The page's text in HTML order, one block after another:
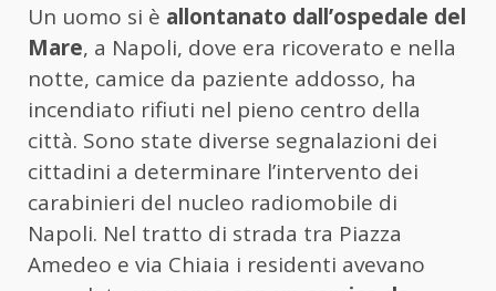
Un uomo si è allontanato dall’ospedale del
Mare, a Napoli, dove era ricoverato e nella
notte, camice da paziente addosso, ha
incendiato rifiuti nel pieno centro della
città. Sono state diverse segnalazioni dei
cittadini a determinare l’intervento dei
carabinieri del nucleo radiomobile di
Napoli. Nel tratto di strada tra Piazza
Amedeo e via Chiaia i residenti avevano